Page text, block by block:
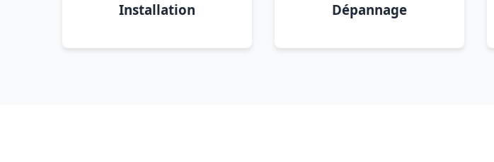
Installation Dépannage